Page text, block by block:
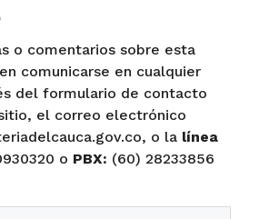
o comentarios sobre esta
comunicarse en cualquier
del formulario de contacto
el correo electrónico
o la línea
o PBX: (60) 28233856